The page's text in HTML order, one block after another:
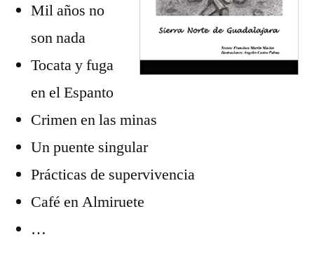
Mil años no
son nada
Tocata y fuga
en el Espanto
Crimen en las minas
Un puente singular
Prácticas de supervivencia
Café en Almiruete
…